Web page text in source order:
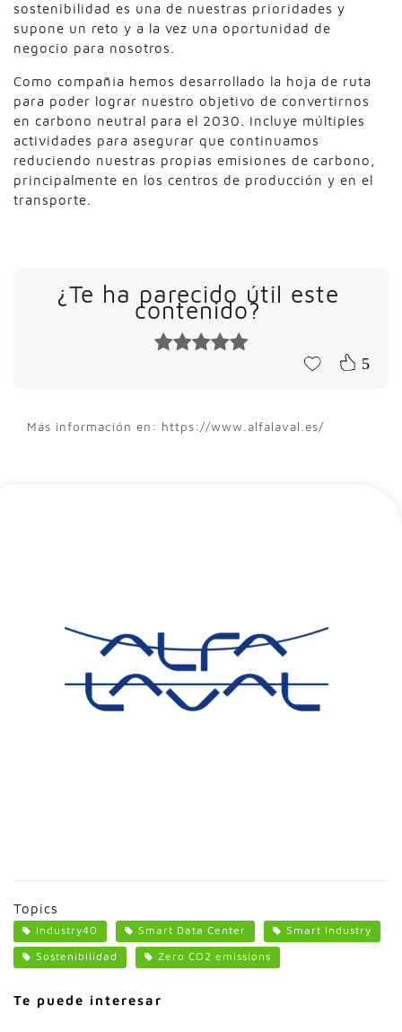
sostenibilidad es una de nuestras prioridades y
supone un reto y a la vez una oportunidad de
negocio para nosotros.
Como compañía hemos desarrollado la hoja de ruta
para poder lograr nuestro objetivo de convertirnos
en carbono neutral para el 2030. Incluye múltiples
actividades para asegurar que continuamos
reduciendo nuestras propias emisiones de carbono,
principalmente en los centros de producción y en el
transporte.
¿Te ha parecido útil este
contenido?
5
Más información en: https://www.alfalaval.es/
Topics
Industry40 Smart Data Center
Smart Industry
Sostenibilidad
Zero CO2 emissions
Te puede interesar